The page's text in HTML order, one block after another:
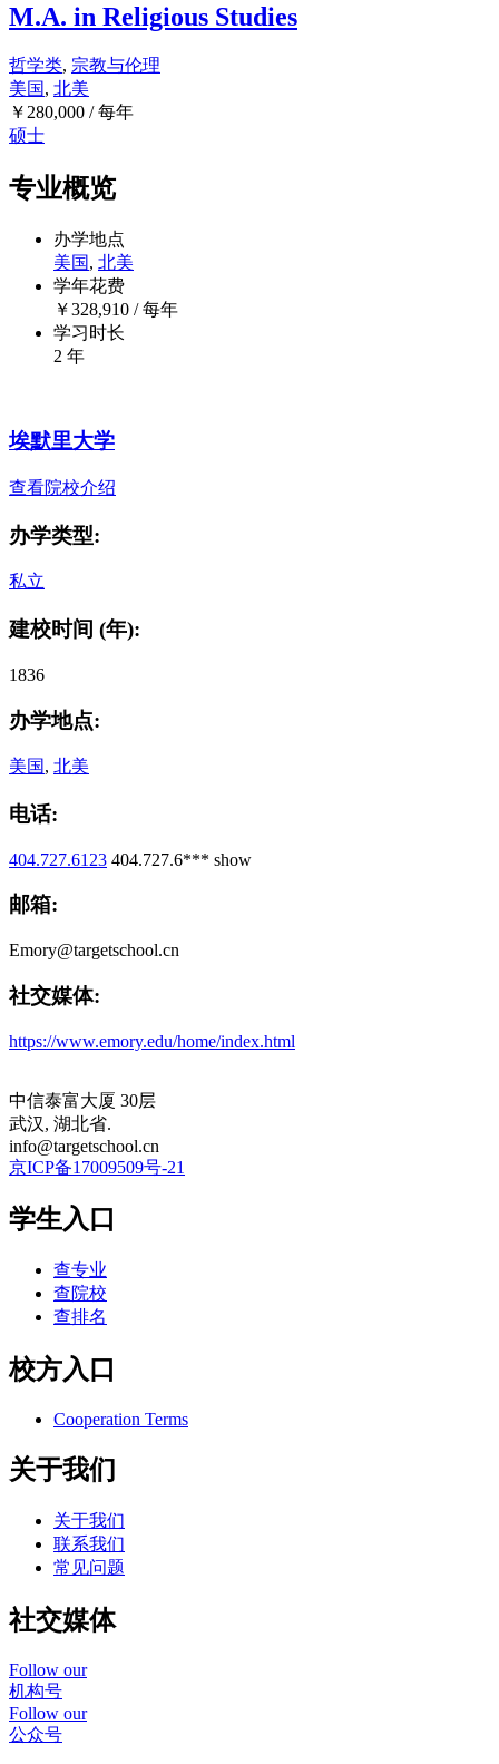
M.A. in Religious Studies
哲学类, 宗教与伦理
美国, 北美
￥ 280,000 / 每年
硕士
专业概览
办学地点
美国, 北美
学年花费
￥328,910 / 每年
学习时长
2 年
埃默里大学
查看院校介绍
办学类型:
私立
建校时间 (年):
1836
办学地点:
美国, 北美
电话:
404.727.6123 404.727.6*** show
邮箱:
Emory@targetschool.cn
社交媒体:
https://www.emory.edu/home/index.html
中信泰富大厦 30层
武汉, 湖北省.
info@targetschool.cn
京ICP备17009509号-21
学生入口
查专业
查院校
查排名
校方入口
Cooperation Terms
关于我们
关于我们
联系我们
常见问题
社交媒体
Follow our
机构号
Follow our
公众号